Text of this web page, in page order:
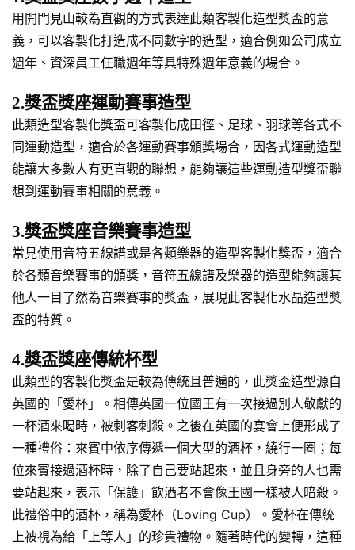
用開門見山較為直觀的方式表達此類客製化造型獎盃的意
義，可以客製化打造成不同數字的造型，適合例如公司成立
週年、資深員工任職週年等具特殊週年意義的場合。
2.獎盃獎座運動賽事造型
此類造型客製化獎盃可客製化成田徑、足球、羽球等各式不
同運動造型，適合於各運動賽事頒獎場合，因各式運動造型
能讓大多數人有更直觀的聯想，能夠讓這些運動造型獎盃聯
想到運動賽事相關的意義。
3.獎盃獎座音樂賽事造型
常見使用音符五線譜或是各類樂器的造型客製化獎盃，適合
於各類音樂賽事的頒獎，音符五線譜及樂器的造型能夠讓其
他人一目了然為音樂賽事的獎盃，展現此客製化水晶造型獎
盃的特質。
4.獎盃獎座傳統杯型
此類型的客製化獎盃是較為傳統且普遍的，此獎盃造型源自
英國的「愛杯」。相傳英國一位國王有一次接過別人敬獻的
一杯酒來喝時，被刺客刺殺。之後在英國的宴會上便形成了
一種禮俗：來賓中依序傳遞一個大型的酒杯，繞行一圈；每
位來賓接過酒杯時，除了自己要站起來，並且身旁的人也需
要站起來，表示「保護」飲酒者不會像王國一樣被人暗殺。
此禮俗中的酒杯，稱為愛杯（Loving Cup）。愛杯在傳統
上被視為給「上等人」的珍貴禮物。隨著時代的變轉，這種